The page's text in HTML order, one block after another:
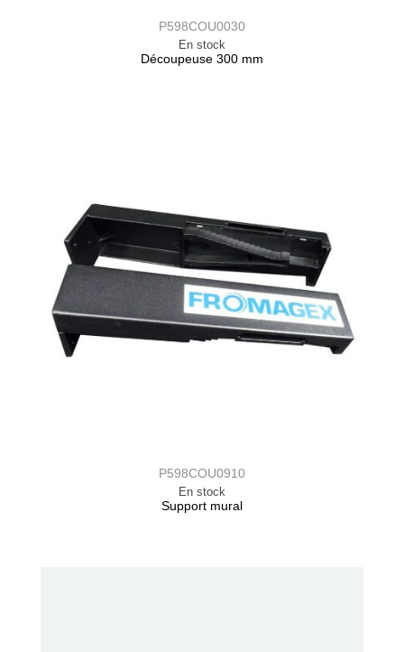
P598COU0030
En stock
Découpeuse 300 mm
P598COU0910
En stock
Support mural